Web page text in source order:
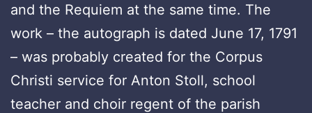
and the Requiem at the same time. The
work – the autograph is dated June 17, 1791
– was probably created for the Corpus
Christi service for Anton Stoll, school
teacher and choir regent of the parish